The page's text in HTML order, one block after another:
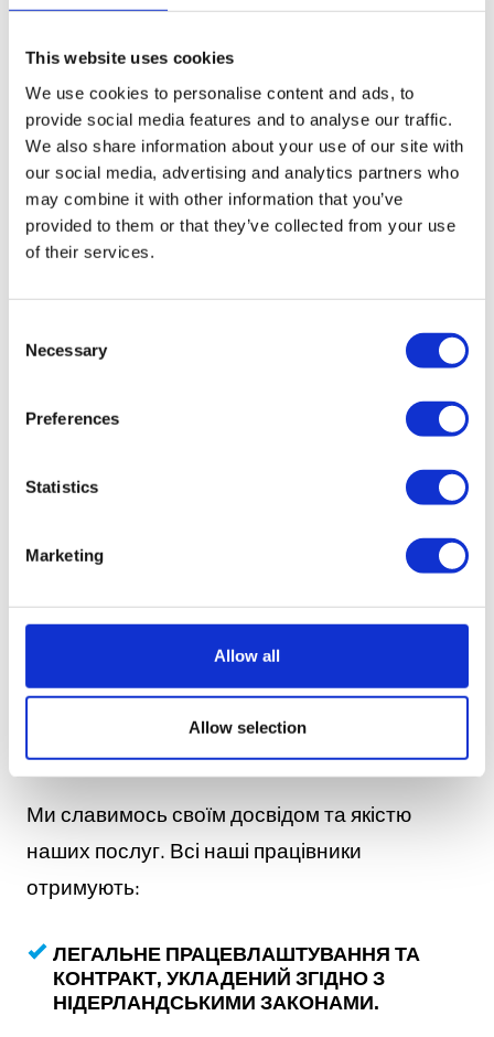
This website uses cookies
We use cookies to personalise content and ads, to
provide social media features and to analyse our traffic.
We also share information about your use of our site with
our social media, advertising and analytics partners who
may combine it with other information that you’ve
provided to them or that they’ve collected from your use
of their services.
Selection
Necessary
Preferences
Statistics
Marketing
Allow all
Allow selection
ЧОМУ ВАМ ВАРТО
ПРАЦЮВАТИ З
НАМИ?
Ми славимось своїм досвідом та якістю
наших послуг. Всі наші працівники
отримують:
ЛЕГАЛЬНЕ ПРАЦЕВЛАШТУВАННЯ ТА
КОНТРАКТ, УКЛАДЕНИЙ ЗГІДНО З
НІДЕРЛАНДСЬКИМИ ЗАКОНАМИ.